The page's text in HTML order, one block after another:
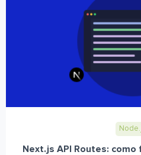
Next.js API Routes: